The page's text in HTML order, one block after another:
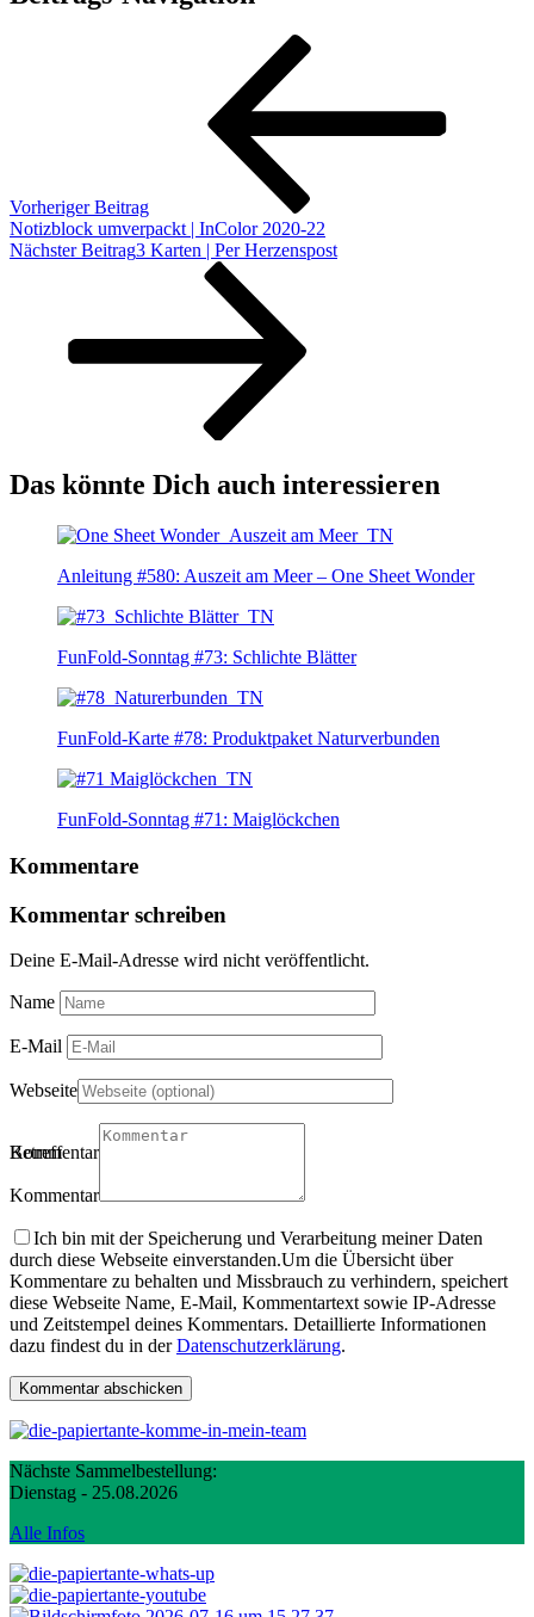
Vorheriger Beitrag
Notizblock umverpackt | InColor 2020-22
Nächster Beitrag3 Karten | Per Herzenspost
Das könnte Dich auch interessieren
Anleitung #580: Auszeit am Meer – One Sheet Wonder
FunFold-Sonntag #73: Schlichte Blätter
FunFold-Karte #78: Produktpaket Naturverbunden
FunFold-Sonntag #71: Maiglöckchen
Kommentare
Kommentar schreiben
Deine E-Mail-Adresse wird nicht veröffentlicht.
Name
E-Mail
Webseite
Betreff
Kommentartitel
Kommentar
Ich bin mit der Speicherung und Verarbeitung meiner Daten
durch diese Webseite einverstanden.Um die Übersicht über
Kommentare zu behalten und Missbrauch zu verhindern, speichert
diese Webseite Name, E-Mail, Kommentartext sowie IP-Adresse
und Zeitstempel deines Kommentars. Detaillierte Informationen
dazu findest du in derDatenschutzerklärung.
Nächste Sammelbestellung:
Dienstag - 25.08.2026
Alle Infos